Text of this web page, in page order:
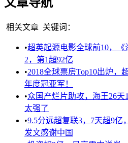
相关文章 关键词：
•超英起源电影全球前10，
2，第1超92亿
•2018全球票房Top10出炉，
年度冠亚军！
•众国产烂片助攻，海王26天
太强了
•9.5分远超复联3，7天超9亿
发文感谢中国